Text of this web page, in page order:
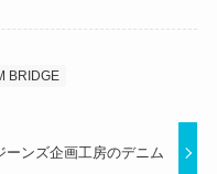
BRIDGE
ーンズ企画工房のデニム